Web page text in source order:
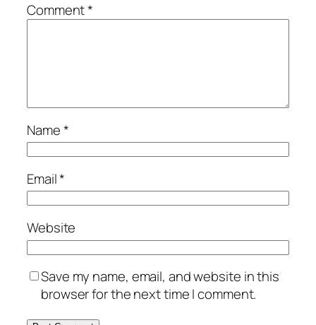
Comment*
Name*
Email*
Website
Save my name, email, and website in this
browser for the next time I comment.